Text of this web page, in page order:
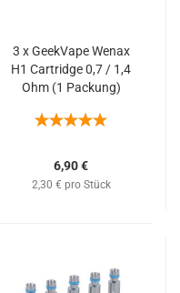
3 x GeekVape Wenax
H1 Cartridge 0,7 / 1,4
Ohm (1 Packung)
6,90 €
2,30 € pro Stück